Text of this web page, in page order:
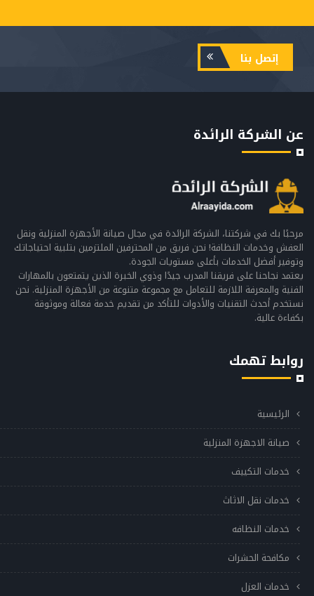
إتصل بنا
عن الشركة الرائدة
مرحبًا بك في شركتنا، الشركة الرائدة في مجال صيانة الأجهزة المنزلية ونقل
العفش وخدمات النظافة! نحن فريق من المحترفين الملتزمين بتلبية احتياجاتك
وتوفير أفضل الخدمات بأعلى مستويات الجودة.
يعتمد نجاحنا على فريقنا المدرب جيدًا وذوي الخبرة الذين يتمتعون بالمهارات
الفنية والمعرفة اللازمة للتعامل مع مجموعة متنوعة من الأجهزة المنزلية. نحن
نستخدم أحدث التقنيات والأدوات للتأكد من تقديم خدمة فعالة وموثوقة
بكفاءة عالية.
روابط تهمك
الرئيسية
صيانة الاجهزة المنزلية
خدمات التكييف
خدمات نقل الاثاث
خدمات النظافه
مكافحة الحشرات
خدمات العزل